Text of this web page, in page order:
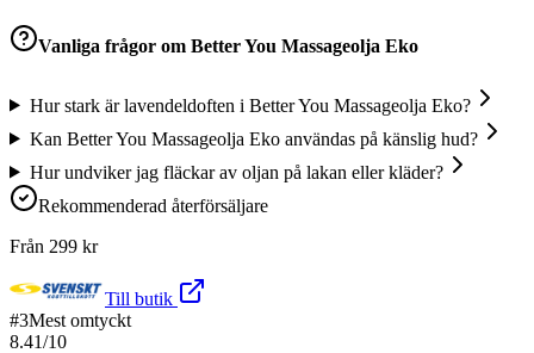
Vanliga frågor om Better You Massageolja Eko
Hur stark är lavendeldoften i Better You Massageolja Eko?
Kan Better You Massageolja Eko användas på känslig hud?
Hur undviker jag fläckar av oljan på lakan eller kläder?
Rekommenderad återförsäljare
Från 299 kr
Till butik
#3Mest omtyckt
8.41/10